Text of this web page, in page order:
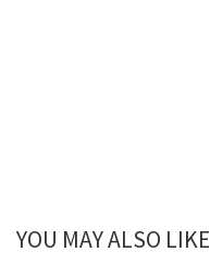
YOU MAY ALSO LIKE